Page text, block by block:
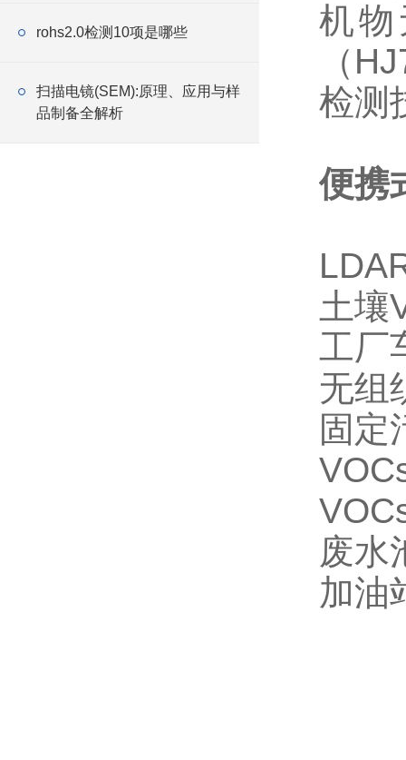
rohs2.0检测10项是哪些
扫描电镜(SEM):原理、应用与样
品制备全解析
机物
（
检测
便携
土壤
工厂
无组
固定
废水
加油